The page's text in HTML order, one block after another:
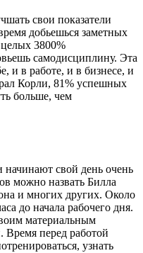
свои показатели
добьешься заметных
целых 3800%
самодисциплину. Эта
и в работе, и в бизнесе, и
Корли, 81% успешных
больше, чем
свой день очень
можно назвать Билла
и многих других. Около
до начала рабочего дня.
материальным
Время перед работой
узнать